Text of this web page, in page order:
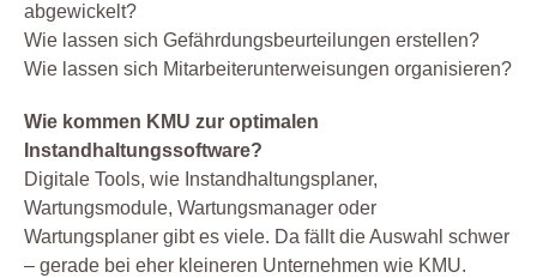
abgewickelt?
Wie lassen sich Gefährdungsbeurteilungen erstellen?
Wie lassen sich Mitarbeiterunterweisungen organisieren?
Wie kommen KMU zur optimalen
Instandhaltungssoftware?
Digitale Tools, wie Instandhaltungsplaner,
Wartungsmodule, Wartungsmanager oder
Wartungsplaner gibt es viele. Da fällt die Auswahl schwer
– gerade bei eher kleineren Unternehmen wie KMU.